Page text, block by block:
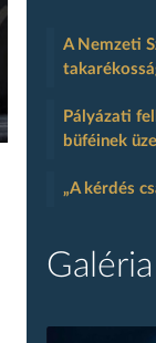
A Nemzeti
Pályázati
büféinek
„A kérdés